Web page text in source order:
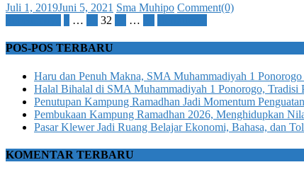
Posted
Juli 1, 2019Juni 5, 2021 Author
Sma Muhipo Comment(0)
Paginasi
pos
… 32 …
POS-POS TERBARU
Haru dan Penuh Makna, SMA Muhammadiyah 1
Halal Bihalal di SMA Muhammadiyah 1 Ponorogo, Tradisi
Penutupan Kampung Ramadhan Jadi Momentum
Pembukaan Kampung Ramadhan 2026, Menghidupkan
Pasar Klewer Jadi Ruang Belajar Ekonomi, Bahasa, dan
KOMENTAR TERBARU